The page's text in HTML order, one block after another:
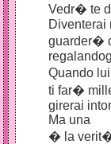
Vedr� te
Diventerai
guarder�
Quando
ti far�
girerai
Ma una
� la